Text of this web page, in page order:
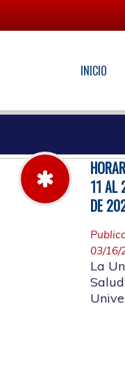
INICIO
11 AL
DE
03/16/
La